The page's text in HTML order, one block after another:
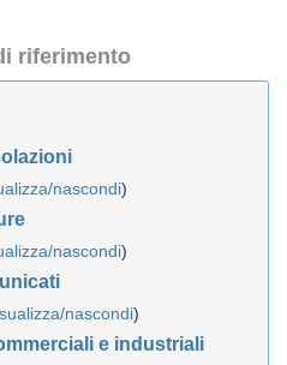
riferimento
nascondi)
nascondi)
nascondi)
e industriali